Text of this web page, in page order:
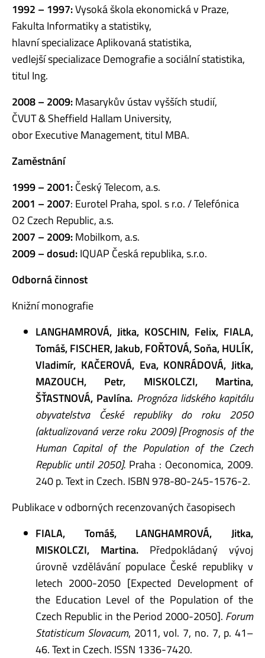
1992 – 1997:Vysoká škola ekonomická v Praze,
Fakulta Informatiky a statistiky,
hlavní specializace Aplikovaná statistika,
vedlejší specializace Demografie a sociální statistika,
titul Ing.
2008 – 2009:Masarykův ústav vyšších studií,
ČVUT & Sheffield Hallam University,
obor Executive Management, titul MBA.
Zaměstnání
1999 – 2001:Český Telecom, a.s.
2001 – 2007: Eurotel Praha, spol. s r.o. / Telefónica
O2 Czech Republic, a.s.
2007 – 2009:Mobilkom, a.s.
2009 – dosud:IQUAP Česká republika, s.r.o.
Odborná činnost
Knižní monografie
LANGHAMROVÁ, Jitka, KOSCHIN, Felix, FIALA,
Tomáš, FISCHER, Jakub, FOŘTOVÁ, Soňa, HULÍK,
Vladimír, KAČEROVÁ, Eva, KONRÁDOVÁ, Jitka,
MAZOUCH, Petr, MISKOLCZI, Martina,
ŠŤASTNOVÁ, Pavlína. Prognóza lidského kapitálu
obyvatelstva České republiky do roku 2050
(aktualizovaná verze roku 2009) [Prognosis of the
Human Capital of the Population of the Czech
Republic until 2050]. Praha : Oeconomica, 2009.
240 p. Text in Czech. ISBN 978-80-245-1576-2.
Publikace v odborných recenzovaných časopisech
FIALA, Tomáš, LANGHAMROVÁ, Jitka,
MISKOLCZI, Martina. Předpokládaný vývoj
úrovně vzdělávání populace České republiky v
letech 2000-2050 [Expected Development of
the Education Level of the Population of the
Czech Republic in the Period 2000-2050]. Forum
Statisticum Slovacum, 2011, vol. 7, no. 7, p. 41–
46. Text in Czech. ISSN 1336-7420.